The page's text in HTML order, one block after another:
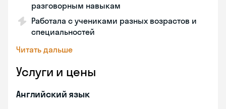
разговорным навыкам
Работала с учениками разных возрастов и
специальностей
Читать дальше
Услуги и цены
Английский язык